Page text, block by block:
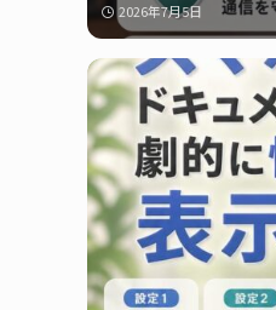
2026年7月5日